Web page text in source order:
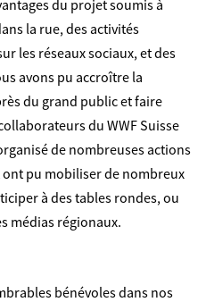
du projet soumis à
la rue, des activités
les réseaux sociaux, et des
avons pu accroître la
du grand public et faire
du WWF Suisse
de nombreuses actions
pu mobiliser de nombreux
à des tables rondes, ou
médias régionaux.
bénévoles dans nos